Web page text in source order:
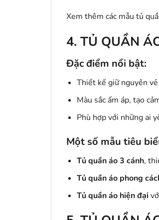
Xem thêm các mẫu tủ
4. TỦ QUẦN
Đặc điểm nổi bật:
Thiết kế giữ nguyên
Màu sắc ấm áp, tạo
Phù hợp với những ai
Một số mẫu tiêu
Tủ quần áo 3 cánh,
Tủ quần áo phong
Tủ quần áo hiện đại